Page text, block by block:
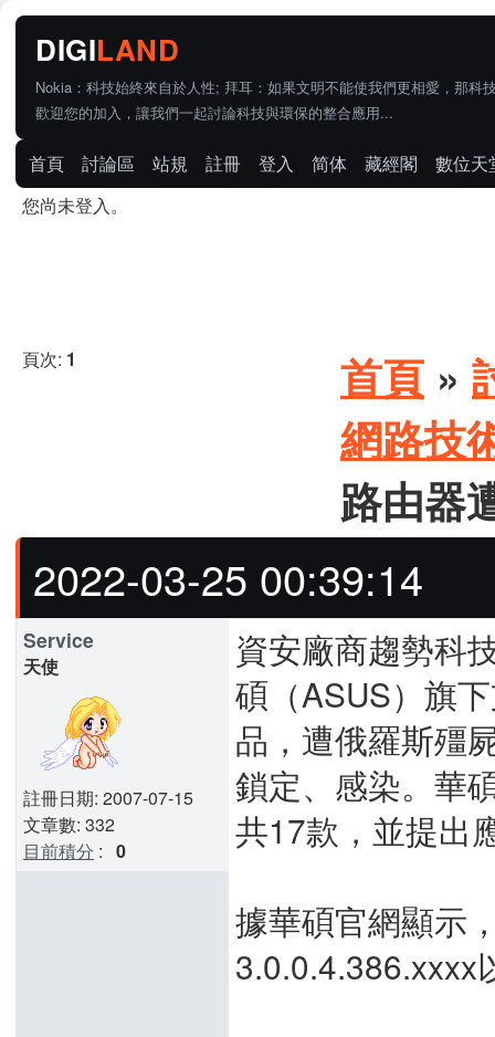
Nokia：科技始終來自於人性; 拜耳：如果文明不能使我們更相愛，那科
歡迎您的加入，讓我們一起討論科技與環保的整合應用...
首頁 討論區 站規 註冊 登入 简体 藏經閣
數位天
您尚未登入。
頁次: 1 首頁 »
網路技
路由器
2022-03-25 00:39:14
Service
天使
註冊日期: 2007-07-15
文章數: 332
目前積分 : 0
資安廠商趨勢科
碩（ASUS）旗
品，遭俄羅斯殭
鎖定、感染。華
共17款，並提出
據華碩官網顯示
3.0.0.4.386.xxxx